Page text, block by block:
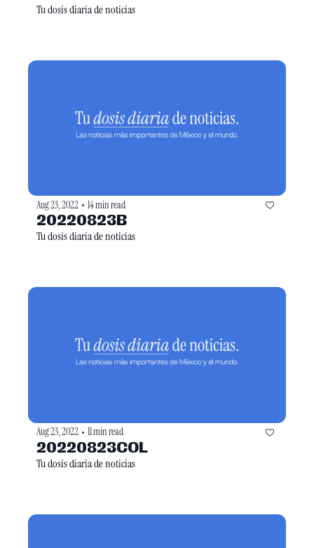
Tu dosis diaria de noticias
Aug 23, 2022 • 14 min read
20220823B
Tu dosis diaria de noticias
Aug 23, 2022 • 11 min read
20220823COL
Tu dosis diaria de noticias